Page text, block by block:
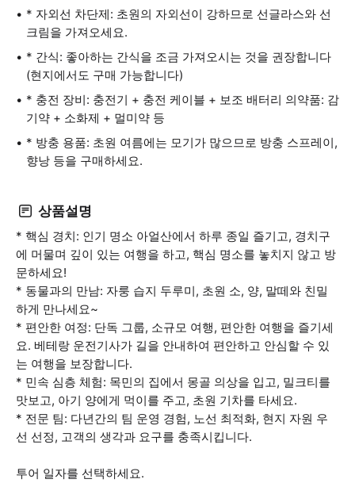
* 자외선 차단제: 초원의 자외선이 강하므로 선글라스와 선
크림을 가져오세요.
* 간식: 좋아하는 간식을 조금 가져오시는 것을 권장합니다
(현지에서도 구매 가능합니다)
* 충전 장비: 충전기 + 충전 케이블 + 보조 배터리 의약품: 감
기약 + 소화제 + 멀미약 등
* 방충 용품: 초원 여름에는 모기가 많으므로 방충 스프레이,
향낭 등을 구매하세요.
상품설명
* 핵심 경치: 인기 명소 아얼산에서 하루 종일 즐기고, 경치구
에 머물며 깊이 있는 여행을 하고, 핵심 명소를 놓치지 않고 방
문하세요!
* 동물과의 만남: 자룽 습지 두루미, 초원 소, 양, 말떼와 친밀
하게 만나세요~
* 편안한 여정: 단독 그룹, 소규모 여행, 편안한 여행을 즐기세
요. 베테랑 운전기사가 길을 안내하여 편안하고 안심할 수 있
는 여행을 보장합니다.
* 민속 심층 체험: 목민의 집에서 몽골 의상을 입고, 밀크티를
맛보고, 아기 양에게 먹이를 주고, 초원 기차를 타세요.
* 전문 팀: 다년간의 팀 운영 경험, 노선 최적화, 현지 자원 우
선 선정, 고객의 생각과 요구를 충족시킵니다.
투어 일자를 선택하세요.